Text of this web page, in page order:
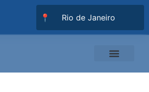
📍